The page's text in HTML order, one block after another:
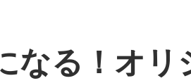
なる！オリ